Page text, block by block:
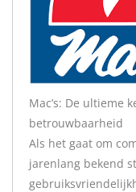
Mac’s: De ultieme
betrouwbaarheid
Als het gaat om
jarenlang bekend